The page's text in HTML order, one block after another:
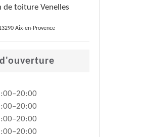
de toiture Venelles
Aix-en-Provence